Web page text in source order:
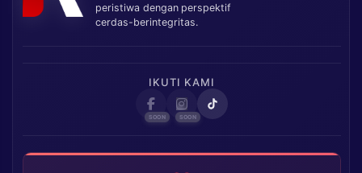
peristiwa dengan perspektif
cerdas-berintegritas.
IKUTI KAMI